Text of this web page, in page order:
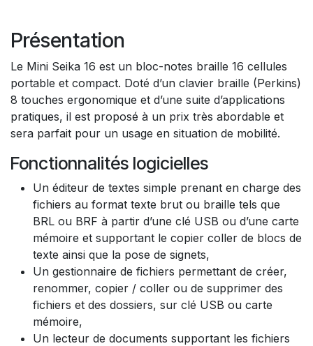
Présentation
Le Mini Seika 16 est un bloc-notes braille 16 cellules
portable et compact. Doté d’un clavier braille (Perkins)
8 touches ergonomique et d’une suite d’applications
pratiques, il est proposé à un prix très abordable et
sera parfait pour un usage en situation de mobilité.
Fonctionnalités logicielles
Un éditeur de textes simple prenant en charge des
fichiers au format texte brut ou braille tels que
BRL ou BRF à partir d’une clé USB ou d’une carte
mémoire et supportant le copier coller de blocs de
texte ainsi que la pose de signets,
Un gestionnaire de fichiers permettant de créer,
renommer, copier / coller ou de supprimer des
fichiers et des dossiers, sur clé USB ou carte
mémoire,
Un lecteur de documents supportant les fichiers